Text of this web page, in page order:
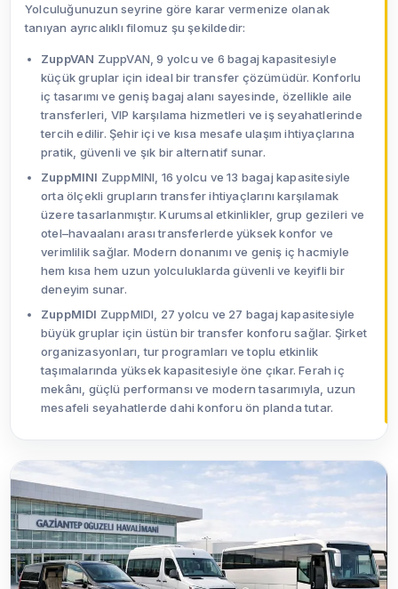
Yolculuğunuzun seyrine göre karar vermenize olanak
tanıyan ayrıcalıklı filomuz şu şekildedir:
ZuppVAN ZuppVAN, 9 yolcu ve 6 bagaj kapasitesiyle
küçük gruplar için ideal bir transfer çözümüdür. Konforlu
iç tasarımı ve geniş bagaj alanı sayesinde, özellikle aile
transferleri, VIP karşılama hizmetleri ve iş seyahatlerinde
tercih edilir. Şehir içi ve kısa mesafe ulaşım ihtiyaçlarına
pratik, güvenli ve şık bir alternatif sunar.
ZuppMINI ZuppMINI, 16 yolcu ve 13 bagaj kapasitesiyle
orta ölçekli grupların transfer ihtiyaçlarını karşılamak
üzere tasarlanmıştır. Kurumsal etkinlikler, grup gezileri ve
otel–havaalanı arası transferlerde yüksek konfor ve
verimlilik sağlar. Modern donanımı ve geniş iç hacmiyle
hem kısa hem uzun yolculuklarda güvenli ve keyifli bir
deneyim sunar.
ZuppMIDI ZuppMIDI, 27 yolcu ve 27 bagaj kapasitesiyle
büyük gruplar için üstün bir transfer konforu sağlar. Şirket
organizasyonları, tur programları ve toplu etkinlik
taşımalarında yüksek kapasitesiyle öne çıkar. Ferah iç
mekânı, güçlü performansı ve modern tasarımıyla, uzun
mesafeli seyahatlerde dahi konforu ön planda tutar.